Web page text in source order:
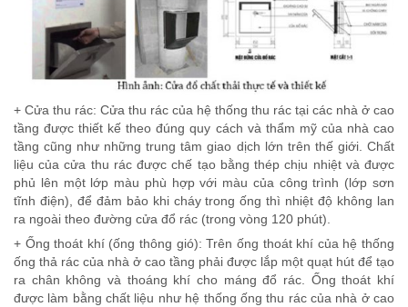
+ Cửa thu rác: Cửa thu rác của hệ thống thu rác tại các nhà ở cao
tầng được thiết kế theo đúng quy cách và thẩm mỹ của nhà cao
tầng cũng như những trung tâm giao dịch lớn trên thế giới. Chất
liệu của cửa thu rác được chế tạo bằng thép chịu nhiệt và được
phủ lên một lớp màu phù hợp với màu của công trình (lớp sơn
tĩnh điện), để đảm bảo khi cháy trong ống thì nhiệt độ không lan
ra ngoài theo đường cửa đổ rác (trong vòng 120 phút).
+ Ống thoát khí (ống thông gió): Trên ống thoát khí của hệ thống
ống thả rác của nhà ở cao tầng phải được lắp một quạt hút để tạo
ra chân không và thoáng khí cho máng đổ rác. Ống thoát khí
được làm bằng chất liệu như hệ thống ống thu rác của nhà ở cao